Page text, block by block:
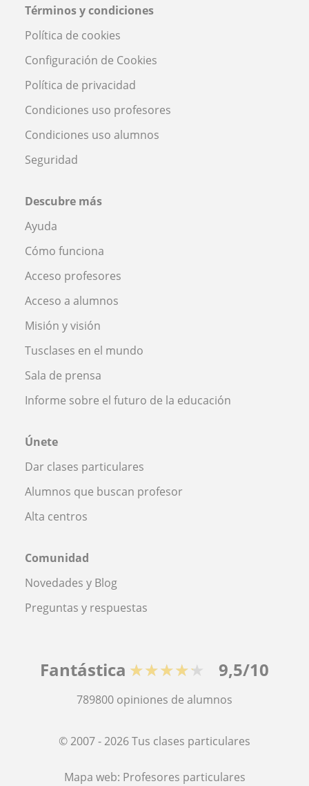
Términos y condiciones
Política de cookies
Configuración de Cookies
Política de privacidad
Condiciones uso profesores
Condiciones uso alumnos
Seguridad
Descubre más
Ayuda
Cómo funciona
Acceso profesores
Acceso a alumnos
Misión y visión
Tusclases en el mundo
Sala de prensa
Informe sobre el futuro de la educación
Únete
Dar clases particulares
Alumnos que buscan profesor
Alta centros
Comunidad
Novedades y Blog
Preguntas y respuestas
Fantástica ★★★★★ 9,5/10
789800 opiniones de alumnos
© 2007 - 2026 Tus clases particulares
Mapa web: Profesores particulares